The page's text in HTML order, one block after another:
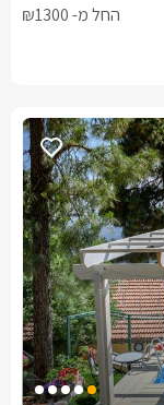
החל מ- ₪1300